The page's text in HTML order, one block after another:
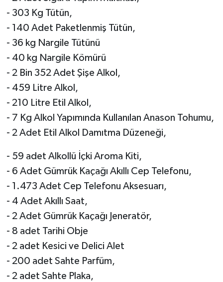
- 303 Kg Tütün,
- 140 Adet Paketlenmiş Tütün,
- 36 kg Nargile Tütünü
- 40 kg Nargile Kömürü
- 2 Bin 352 Adet Şişe Alkol,
- 459 Litre Alkol,
- 210 Litre Etil Alkol,
- 7 Kg Alkol Yapımında Kullanılan Anason Tohumu,
- 2 Adet Etil Alkol Damıtma Düzeneği,
- 59 adet Alkollü İçki Aroma Kiti,
- 6 Adet Gümrük Kaçağı Akıllı Cep Telefonu,
- 1.473 Adet Cep Telefonu Aksesuarı,
- 4 Adet Akıllı Saat,
- 2 Adet Gümrük Kaçağı Jeneratör,
- 8 adet Tarihi Obje
- 2 adet Kesici ve Delici Alet
- 200 adet Sahte Parfüm,
- 2 adet Sahte Plaka,